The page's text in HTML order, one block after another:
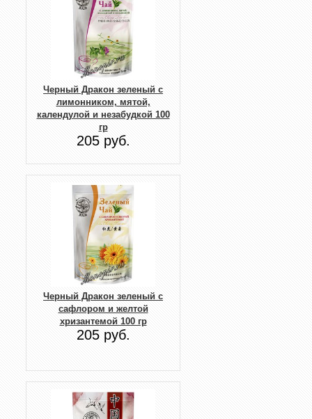
Черный Дракон зеленый с
лимонником, мятой,
календулой и незабудкой 100
гр
205 руб.
Черный Дракон зеленый с
сафлором и желтой
хризантемой 100 гр
205 руб.